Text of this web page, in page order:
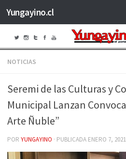
Saltar al contenido
Yungayino.cl
NOTICIAS
Seremi de las Culturas y
Municipal Lanzan
Arte Ñuble”
POR YUNGAYINO · PUBLICADA ENERO 7, 2021